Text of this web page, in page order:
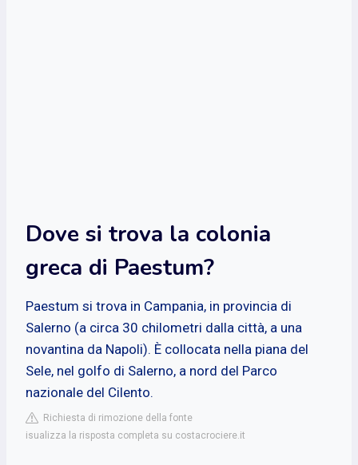
Dove si trova la colonia
greca di Paestum?
Paestum si trova in Campania, in provincia di
Salerno (a circa 30 chilometri dalla città, a una
novantina da Napoli). È collocata nella piana del
Sele, nel golfo di Salerno, a nord del Parco
nazionale del Cilento.
Richiesta di rimozione della fonte
isualizza la risposta completa su costacrociere.it